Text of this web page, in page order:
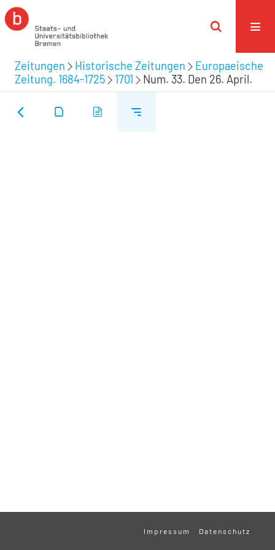
Zeitungen Historische Zeitungen
Europaeische
Zeitung. 1684-1725
1701 Num. 33. Den 26. April.
Impressum Datenschutz